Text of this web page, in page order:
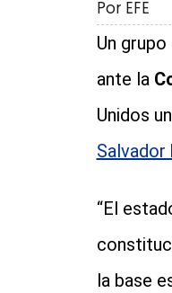
Por EFE
Un
ante la
Unidos
Salvador
“El
la base